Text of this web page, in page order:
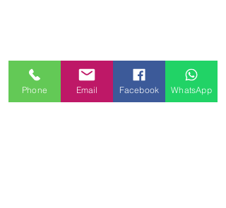
Phone Email Facebook WhatsApp